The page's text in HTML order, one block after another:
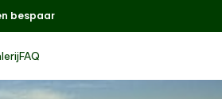
bespaar
FAQ